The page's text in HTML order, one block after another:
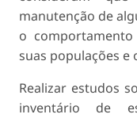
manutenção de
o
suas populações e
Realizar estudos
inventário de